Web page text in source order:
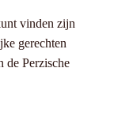
vinden zijn
gerechten
de Perzische